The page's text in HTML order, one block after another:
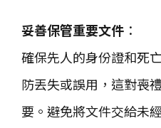
妥善保管重要文件 ：
確保先人的身份證和死
防丟失或誤用，這對喪
要。避免將文件交給未